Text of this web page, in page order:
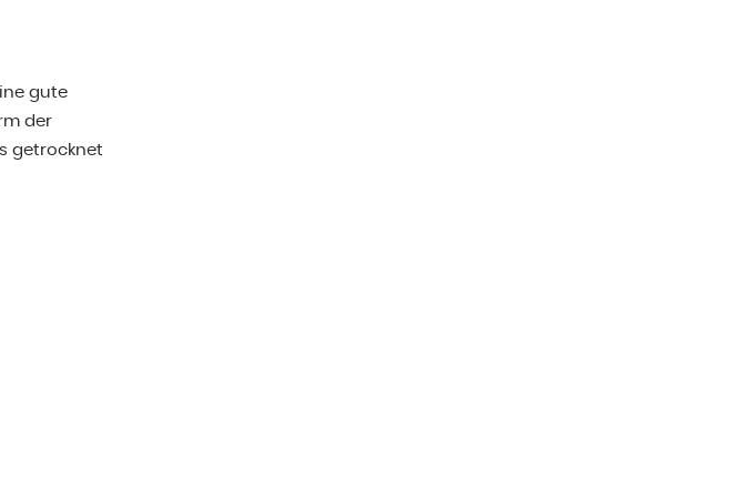
gute
der
getrocknet